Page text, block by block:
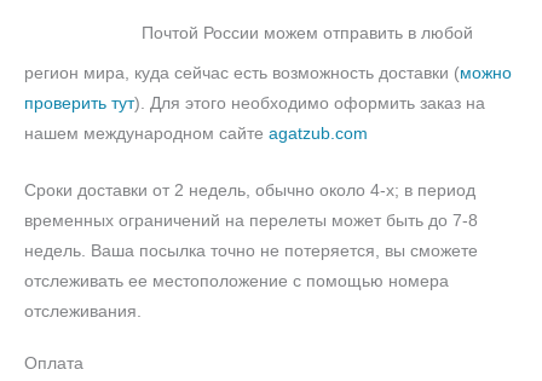
Почтой России можем отправить в любой
регион мира, куда сейчас есть возможность доставки (можно
проверить тут). Для этого необходимо оформить заказ на
нашем международном сайте agatzub.com
Сроки доставки от 2 недель, обычно около 4-х; в период
временных ограничений на перелеты может быть до 7-8
недель. Ваша посылка точно не потеряется, вы сможете
отслеживать ее местоположение с помощью номера
отслеживания.
Оплата